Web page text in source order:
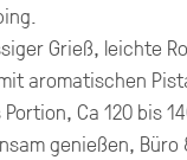
Grieß, leichte
aromatischen
Portion, Ca 120 bis
genießen,